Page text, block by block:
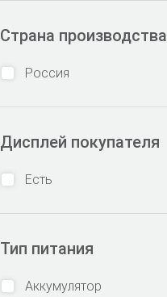
Страна производства
Россия
Дисплей покупателя
Есть
Тип питания
Аккумулятор